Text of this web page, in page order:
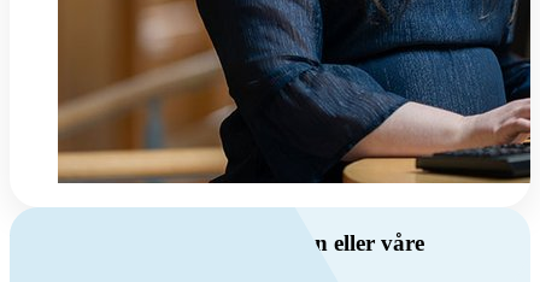
Har du spørsmål om ventilasjon eller våre